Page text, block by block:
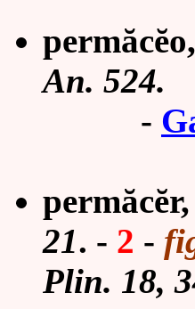
An. 524.
-
21. - 2 -
Plin. 18,